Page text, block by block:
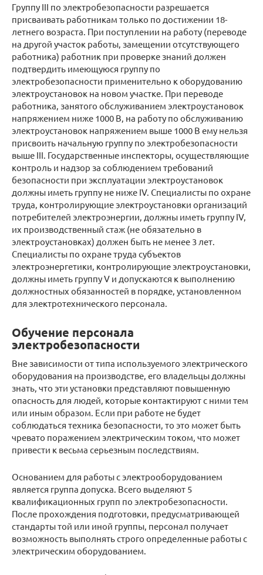
Группу III по электробезопасности разрешается
присваивать работникам только по достижении 18-
летнего возраста. При поступлении на работу (переводе
на другой участок работы, замещении отсутствующего
работника) работник при проверке знаний должен
подтвердить имеющуюся группу по
электробезопасности применительно к оборудованию
электроустановок на новом участке. При переводе
работника, занятого обслуживанием электроустановок
напряжением ниже 1000 В, на работу по обслуживанию
электроустановок напряжением выше 1000 В ему нельзя
присвоить начальную группу по электробезопасности
выше III. Государственные инспекторы, осуществляющие
контроль и надзор за соблюдением требований
безопасности при эксплуатации электроустановок
должны иметь группу не ниже IV. Специалисты по охране
труда, контролирующие электроустановки организаций
потребителей электроэнергии, должны иметь группу IV,
их производственный стаж (не обязательно в
электроустановках) должен быть не менее 3 лет.
Специалисты по охране труда субъектов
электроэнергетики, контролирующие электроустановки,
должны иметь группу V и допускаются к выполнению
должностных обязанностей в порядке, установленном
для электротехнического персонала.
Обучение персонала
электробезопасности
Вне зависимости от типа используемого электрического
оборудования на производстве, его владельцы должны
знать, что эти установки представляют повышенную
опасность для людей, которые контактируют с ними тем
или иным образом. Если при работе не будет
соблюдаться техника безопасности, то это может быть
чревато поражением электрическим током, что может
привести к весьма серьезным последствиям.
Основанием для работы с электрооборудованием
является группа допуска. Всего выделяют 5
квалификационных групп по электробезопасности.
После прохождения подготовки, предусматривающей
стандарты той или иной группы, персонал получает
возможность выполнять строго определенные работы с
электрическим оборудованием.